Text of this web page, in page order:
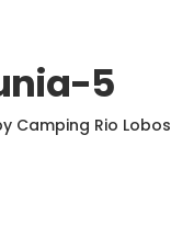
5
Camping Rio Lobos